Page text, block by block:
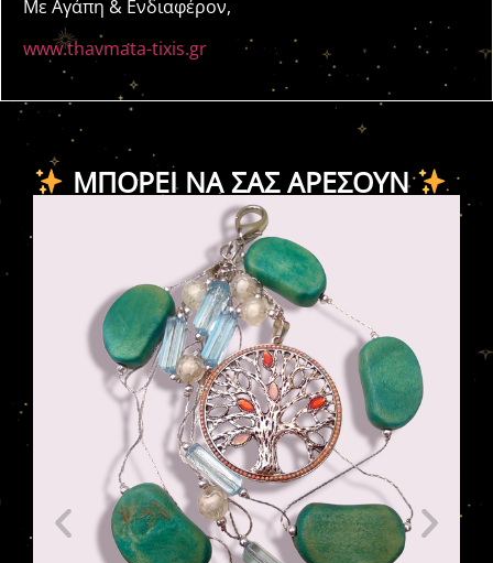
Με Αγάπη & Ενδιαφέρον,
www.thavmata-tixis.gr
ΜΠΟΡΕΊ ΝΑ ΣΑΣ ΑΡΈΣΟΥΝ